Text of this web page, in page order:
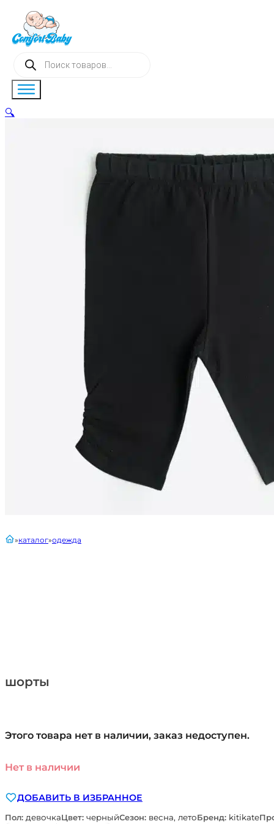
Поиск
товаров
шорты
главнаякаталог одежда
Этого товара нет в наличии, заказ недоступен.
Нет в наличии
ДОБАВИТЬ В ИЗБРАННОЕ
Пол: девочкаЦвет: черныйСезон: весна, летоБренд: kitikate
🔍